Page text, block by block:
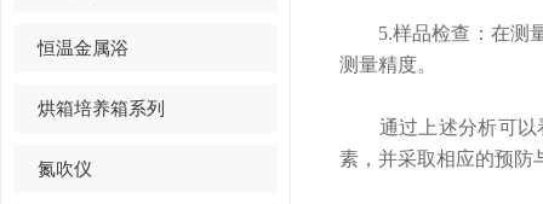
恒温金属浴
烘箱培养箱系列
氮吹仪
5.样品检查：在测量
测量精度。
通过上述分析可以看
素，并采取相应的预防